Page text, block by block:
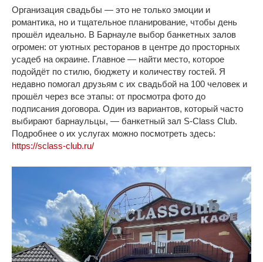
Организация свадьбы — это не только эмоции и
романтика, но и тщательное планирование, чтобы день
прошёл идеально. В Барнауле выбор банкетных залов
огромен: от уютных ресторанов в центре до просторных
усадеб на окраине. Главное — найти место, которое
подойдёт по стилю, бюджету и количеству гостей. Я
недавно помогал друзьям с их свадьбой на 100 человек и
прошёл через все этапы: от просмотра фото до
подписания договора. Один из вариантов, который часто
выбирают барнаульцы, — банкетный зал S-Class Club.
Подробнее о их услугах можно посмотреть здесь:
https://sclass-club.ru/